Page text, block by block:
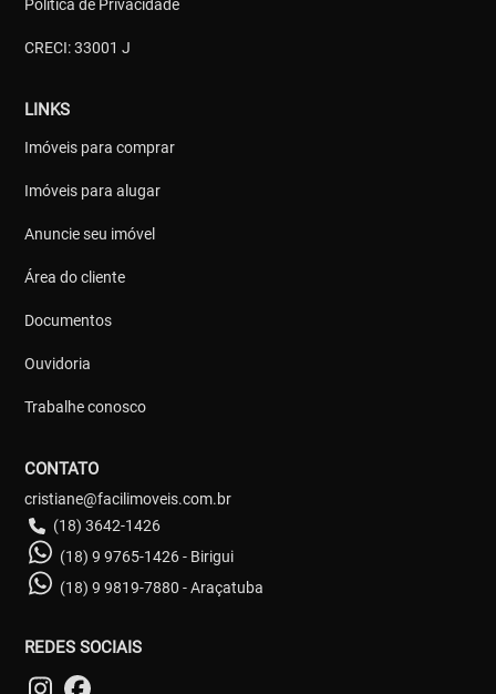
Política de Privacidade
CRECI: 33001 J
LINKS
Imóveis para comprar
Imóveis para alugar
Anuncie seu imóvel
Área do cliente
Documentos
Ouvidoria
Trabalhe conosco
CONTATO
cristiane@facilimoveis.com.br
(18) 3642-1426
(18) 9 9765-1426 - Birigui
(18) 9 9819-7880 - Araçatuba
REDES SOCIAIS